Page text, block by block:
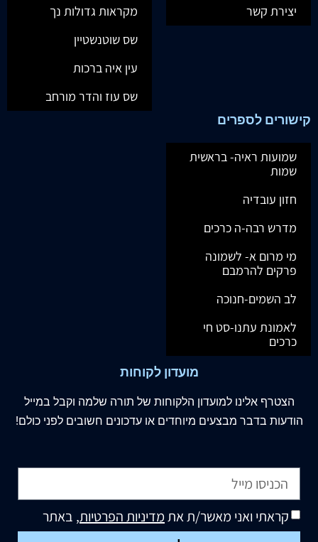
יצירת קשר
מקראות גדולות נך
שס שוטנשטיין
עין איה ברכות
שס עוז והדר מורחב
קישורים לספרים
שמועות ראיה- בראשית
שמות
חזון עובדיה
מדרש רבה-ה כרכים
מי מרום א- לשמונה
פרקים להרמבם
לב השמים-חנוכה
לאמונת עתנו-סט חי
כרכים
מועדון לקוחות
הצטרף אלינו למועדון הלקוחות של תורה שלמה וקבל במייל
הודעות בדבר מבצעים מיוחדים או עדכונים חשובים לפני כולם!
קראתי ואני מאשר/ת אתמדיניות הפרטיות, באתר